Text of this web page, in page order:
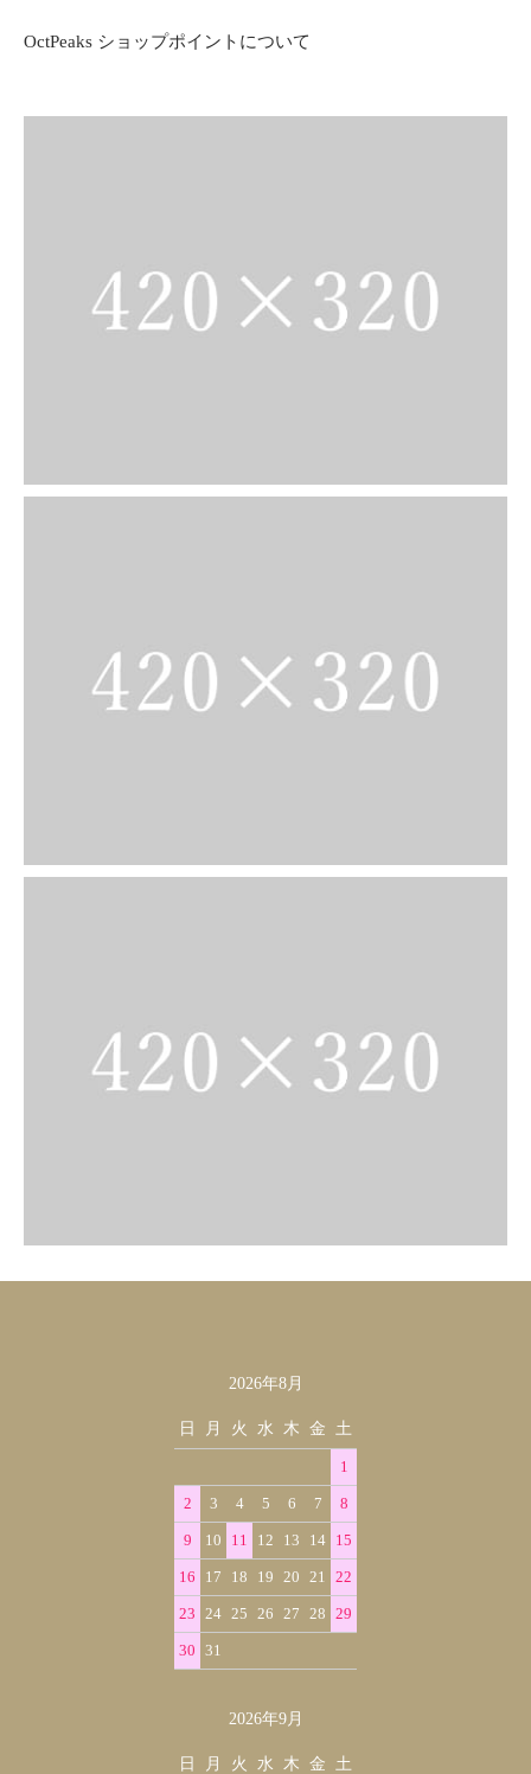
OctPeaks ショップポイントについて
2026年8月
日 月 火 水 木 金 土
1
2 3 4 5 6 7 8
9 10 11 12 13 14 15
16 17 18 19 20 21 22
23 24 25 26 27 28 29
30 31
2026年9月
日 月 火 水 木 金 土